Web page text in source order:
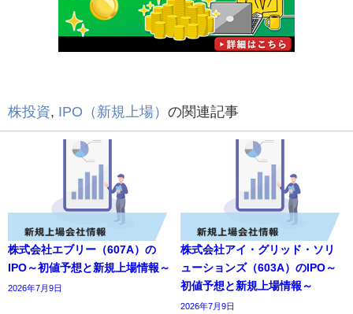
株投資, IPO（新規上場） の関連記事
株式会社エブリー（607A）の
IPO～初値予想と新規上場情報～
2026年7月9日
株式会社アイ・グリッド・ソリ
ューションズ（603A）のIPO～
初値予想と新規上場情報～
2026年7月9日